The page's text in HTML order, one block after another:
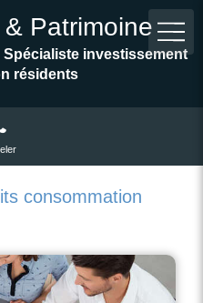
Patrimoine
investissement
résidents
consommation